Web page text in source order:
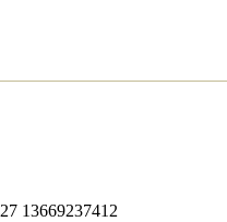
13669237412